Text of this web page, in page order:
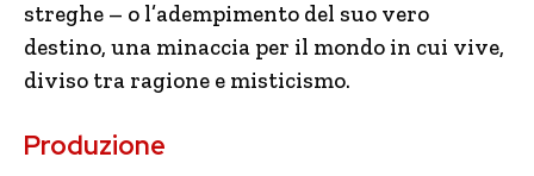
streghe – o l’adempimento del suo vero
destino, una minaccia per il mondo in cui vive,
diviso tra ragione e misticismo.
Produzione